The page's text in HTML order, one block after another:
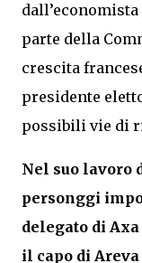
parte della
crescita
presidente
possibili vie di
Nel suo lavoro
personggi
delegato di
il capo di